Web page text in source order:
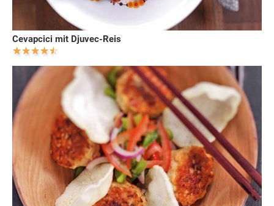
Cevapcici mit Djuvec-Reis